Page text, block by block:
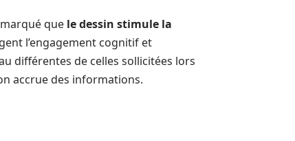
que le dessin stimule la
l’engagement cognitif et
différentes de celles sollicitées lors
accrue des informations.